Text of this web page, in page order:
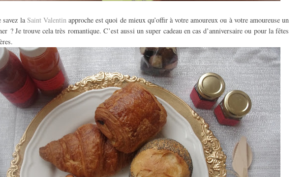
savez la Saint Valentin approche est quoi de mieux qu’offir à votre amoureux ou à votre amoureuse un
? Je trouve cela très romantique. C’est aussi un super cadeau en cas d’anniversaire ou pour la fêtes